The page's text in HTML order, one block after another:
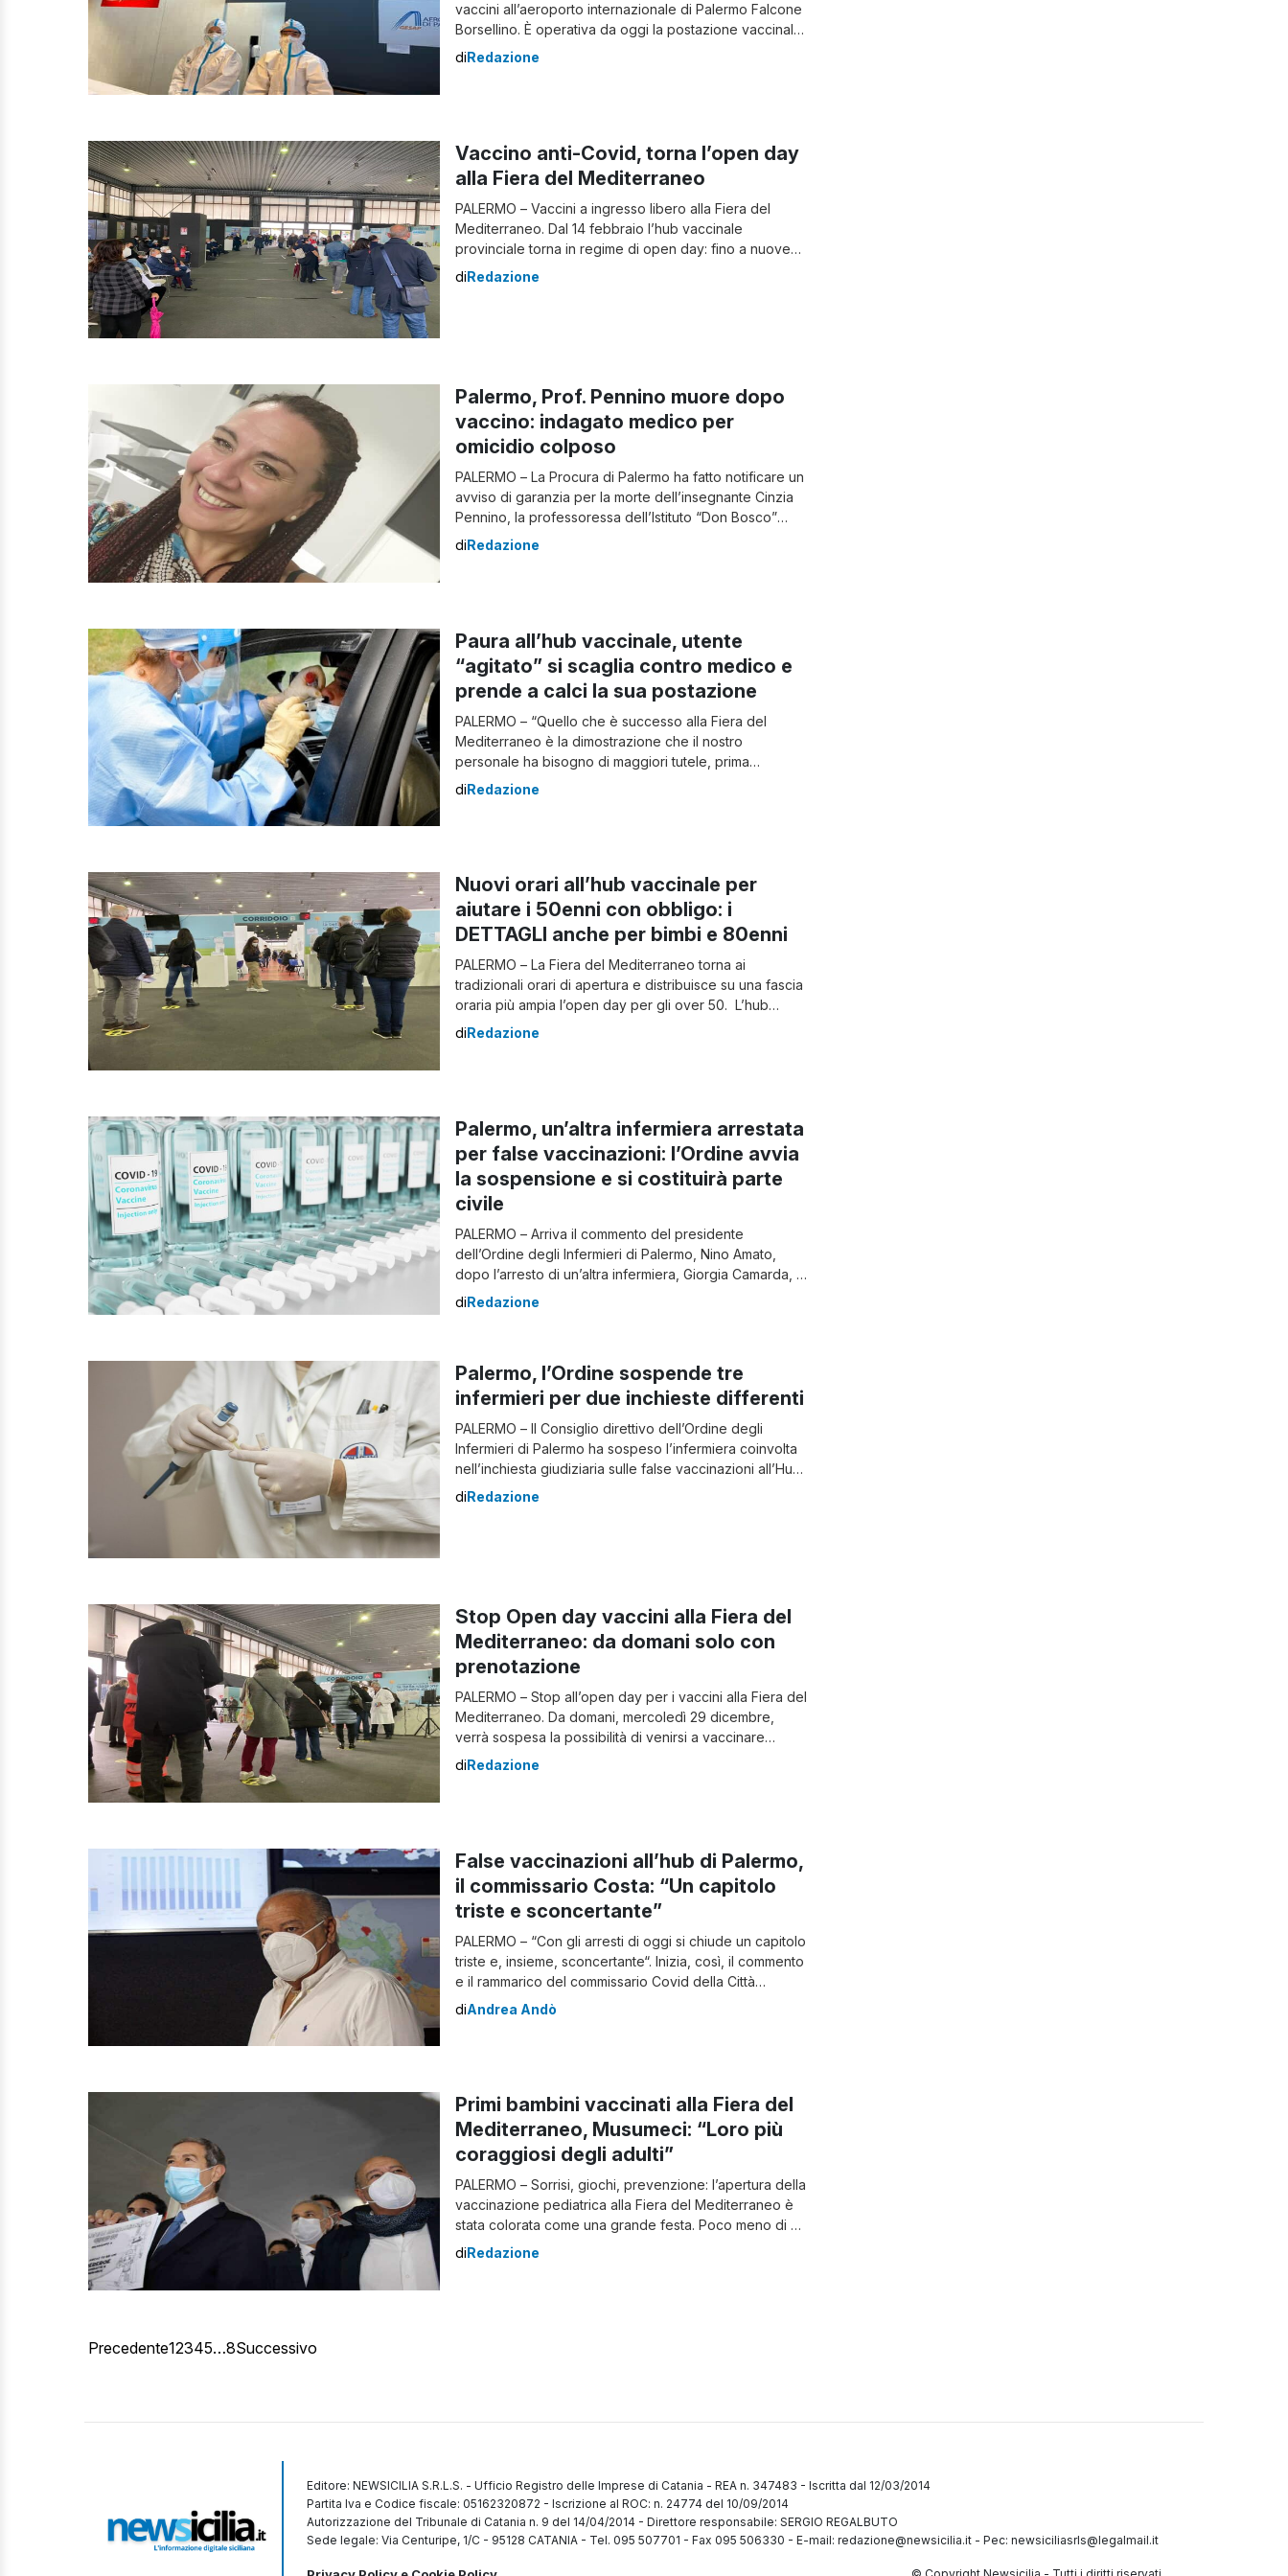
vaccini all’aeroporto internazionale di Palermo Falcone
Borsellino. È operativa da oggi la postazione vaccinale
all’area check-in C della sala arrivi. Tra stamattina e
diRedazione
Vaccino anti-Covid, torna l’open day
alla Fiera del Mediterraneo
PALERMO – Vaccini a ingresso libero alla Fiera del
Mediterraneo. Dal 14 febbraio l’hub vaccinale
provinciale torna in regime di open day: fino a nuove
disposizioni non sarà necessaria la prenotazione per
diRedazione
Palermo, Prof. Pennino muore dopo
vaccino: indagato medico per
omicidio colposo
PALERMO – La Procura di Palermo ha fatto notificare un
avviso di garanzia per la morte dell’insegnante Cinzia
Pennino, la professoressa dell’Istituto “Don Bosco”
morta il 28 marzo 2021, a 17 giorni dalla
diRedazione
Paura all’hub vaccinale, utente
“agitato” si scaglia contro medico e
prende a calci la sua postazione
PALERMO – “Quello che è successo alla Fiera del
Mediterraneo è la dimostrazione che il nostro
personale ha bisogno di maggiori tutele, prima
possibile. Diversamente, sarà veramente difficile
diRedazione
Nuovi orari all’hub vaccinale per
aiutare i 50enni con obbligo: i
DETTAGLI anche per bimbi e 80enni
PALERMO – La Fiera del Mediterraneo torna ai
tradizionali orari di apertura e distribuisce su una fascia
oraria più ampia l’open day per gli over 50. L’hub
vaccinale provinciale di Palermo, da domani, martedì
diRedazione
Palermo, un’altra infermiera arrestata
per false vaccinazioni: l’Ordine avvia
la sospensione e si costituirà parte
civile
PALERMO – Arriva il commento del presidente
dell’Ordine degli Infermieri di Palermo, Nino Amato,
dopo l’arresto di un’altra infermiera, Giorgia Camarda, in
servizio all’hub vaccinale della Fiera del Mediterraneo
agito in […]
diRedazione
Palermo, l’Ordine sospende tre
infermieri per due inchieste differenti
PALERMO – Il Consiglio direttivo dell’Ordine degli
Infermieri di Palermo ha sospeso l’infermiera coinvolta
nell’inchiesta giudiziaria sulle false vaccinazioni all’Hub
della Fiera del Mediterraneo e i due infermieri coinvolti
diRedazione
Stop Open day vaccini alla Fiera del
Mediterraneo: da domani solo con
prenotazione
PALERMO – Stop all’open day per i vaccini alla Fiera del
Mediterraneo. Da domani, mercoledì 29 dicembre,
verrà sospesa la possibilità di venirsi a vaccinare
all’hub senza prenotazione per l’utenza del padiglione
diRedazione
False vaccinazioni all’hub di Palermo,
il commissario Costa: “Un capitolo
triste e sconcertante”
PALERMO – “Con gli arresti di oggi si chiude un capitolo
triste e, insieme, sconcertante“. Inizia, così, il commento
e il rammarico del commissario Covid della Città
metropolitana di Palermo, Renato Costa, in merito
diAndrea Andò
Primi bambini vaccinati alla Fiera del
Mediterraneo, Musumeci: “Loro più
coraggiosi degli adulti”
PALERMO – Sorrisi, giochi, prevenzione: l’apertura della
vaccinazione pediatrica alla Fiera del Mediterraneo è
stata colorata come una grande festa. Poco meno di un
centinaio i piccoli dai 5 agli 11 anni venuti stamattina
di Redazione
Precedente12345…8Successivo
Editore: NEWSICILIA S.R.L.S. - Ufficio Registro delle Imprese di Catania - REA n. 347483 - Iscritta dal 12/03/2014
Partita Iva e Codice fiscale: 05162320872 - Iscrizione al ROC: n. 24774 del 10/09/2014
Autorizzazione del Tribunale di Catania n. 9 del 14/04/2014 - Direttore responsabile: SERGIO REGALBUTO
Sede legale: Via Centuripe, 1/C - 95128 CATANIA - Tel. 095 507701 - Fax 095 506330 - E-mail: redazione@newsicilia.it - Pec: newsiciliasrls@legalmail.it